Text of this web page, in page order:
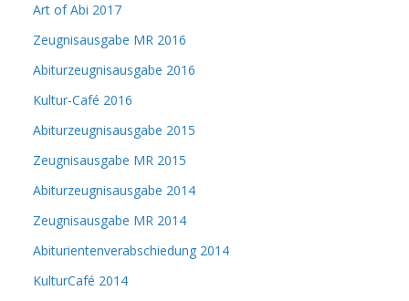
Art of Abi 2017
Zeugnisausgabe MR 2016
Abiturzeugnisausgabe 2016
Kultur-Café 2016
Abiturzeugnisausgabe 2015
Zeugnisausgabe MR 2015
Abiturzeugnisausgabe 2014
Zeugnisausgabe MR 2014
Abiturientenverabschiedung 2014
KulturCafé 2014